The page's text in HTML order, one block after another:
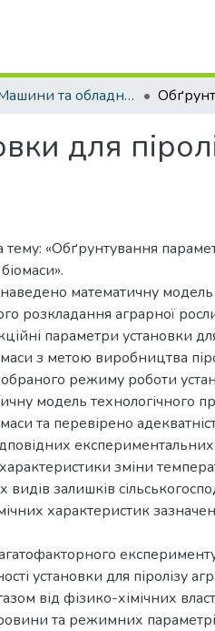
ОНП "Машини та обладнання сільськогосподарського виробництва"
для
тему: «Обґрунтування
наведено математичну модель
розкладання аграрної
параметри установки
з метою виробництва
обраного режиму роботи
модель технологічного
та перевірено
зміни
видів залишків
характеристик
установки для піролізу
від фізико-хімічних
та режимних